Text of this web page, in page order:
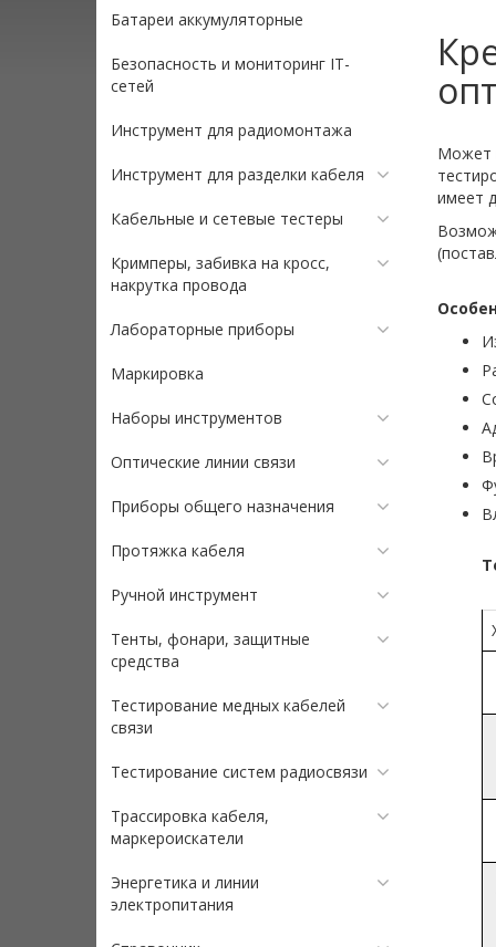
Батареи аккумуляторные
Безопасность и мониторинг IT-
сетей
Инструмент для радиомонтажа
Инструмент для разделки кабеля
Кабельные и сетевые тестеры
Кримперы, забивка на кросс,
накрутка провода
Лабораторные приборы
Маркировка
Наборы инструментов
Оптические линии связи
Приборы общего назначения
Протяжка кабеля
Ручной инструмент
Тенты, фонари, защитные
средства
Тестирование медных кабелей
связи
Тестирование систем радиосвязи
Трассировка кабеля,
маркероискатели
Энергетика и линии
электропитания
Может
имеет